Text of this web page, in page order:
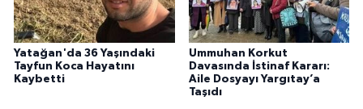
Yatağan'da 36 Yaşındaki
Tayfun Koca Hayatını
Kaybetti
Ummuhan Korkut
Davasında İstinaf Kararı:
Aile Dosyayı Yargıtay’a
Taşıdı